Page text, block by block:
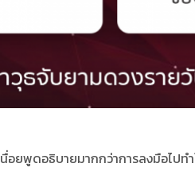
อยพูดอธิบายมากกว่าการลงมือไปทำ